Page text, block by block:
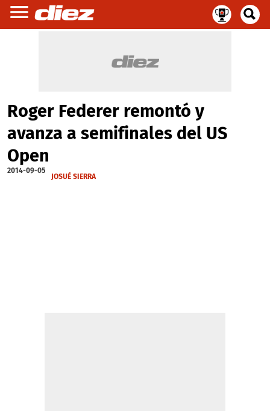
Roger Federer remontó y
avanza a semifinales del US
Open
2014-09-05
JOSUÉ SIERRA